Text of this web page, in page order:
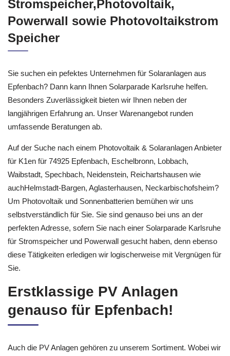
Stromspeicher,Photovoltaik,
Powerwall sowie Photovoltaikstrom
Speicher
Sie suchen ein pefektes Unternehmen für Solaranlagen aus
Epfenbach? Dann kann Ihnen Solarparade Karlsruhe helfen.
Besonders Zuverlässigkeit bieten wir Ihnen neben der
langjährigen Erfahrung an. Unser Warenangebot runden
umfassende Beratungen ab.
Auf der Suche nach einem Photovoltaik & Solaranlagen Anbieter
für K1en für 74925 Epfenbach, Eschelbronn, Lobbach,
Waibstadt, Spechbach, Neidenstein, Reichartshausen wie
auchHelmstadt-Bargen, Aglasterhausen, Neckarbischofsheim?
Um Photovoltaik und Sonnenbatterien bemühen wir uns
selbstverständlich für Sie. Sie sind genauso bei uns an der
perfekten Adresse, sofern Sie nach einer Solarparade Karlsruhe
für Stromspeicher und Powerwall gesucht haben, denn ebenso
diese Tätigkeiten erledigen wir logischerweise mit Vergnügen für
Sie.
Erstklassige PV Anlagen
genauso für Epfenbach!
Auch die PV Anlagen gehören zu unserem Sortiment. Wobei wir